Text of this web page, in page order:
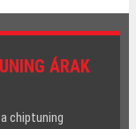
ÁRAK
chiptuning